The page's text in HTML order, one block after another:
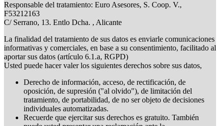
Responsable del tratamiento: Euro Asesores, S. Coop. V.,
F53212163
C/ Serrano, 13. Entlo Dcha. , Alicante
La finalidad del tratamiento de sus datos es enviarle comunicaciones
informativas y comerciales, en base a su consentimiento, facilitado al
aportar sus datos (artículo 6.1.a, RGPD)
Usted puede hacer valer los siguientes derechos sobre sus datos,
Derecho de información, acceso, de rectificación, de
oposición, de supresión ("al olvido"), de limitación del
tratamiento, de portabilidad, de no ser objeto de decisiones
individuales automatizadas.
Recuerde que ejercitar sus derechos es gratuito. También